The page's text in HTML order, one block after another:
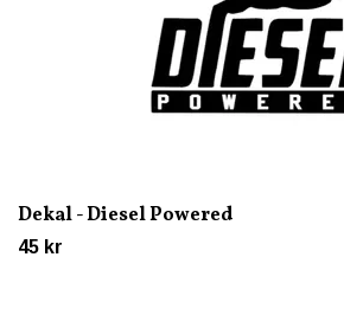
Dekal - Diesel Powered
45 kr